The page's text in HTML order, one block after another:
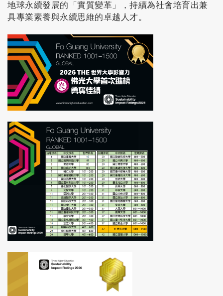
地球永續發展的「實質變革」，持續為社會培育出兼
具專業素養與永續思維的卓越人才。